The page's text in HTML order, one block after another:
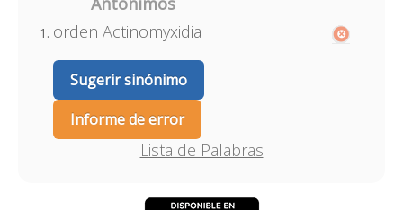
orden Actinomyxidia
Sugerir sinónimo
Informe de error
Lista de Palabras